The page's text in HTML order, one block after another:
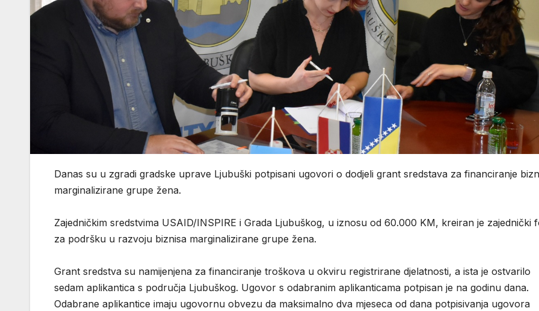
Danas su u zgradi gradske uprave Ljubuški potpisani ugovori o dodjeli grant sredstava za financiranje
marginalizirane grupe žena.
Zajedničkim sredstvima USAID/INSPIRE i Grada Ljubuškog, u iznosu od 60.000 KM, kreiran je zajednički
za podršku u razvoju biznisa marginalizirane grupe žena.
Grant sredstva su namijenjena za financiranje troškova u okviru registrirane djelatnosti, a ista je ostvarilo
sedam aplikantica s područja Ljubuškog. Ugovor s odabranim aplikanticama potpisan je na godinu dana.
Odabrane aplikantice imaju ugovornu obvezu da maksimalno dva mjeseca od dana potpisivanja ugovora